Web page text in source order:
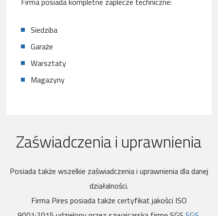
Siedziba
Garaże
Warsztaty
Magazyny
Zaświadczenia i uprawnienia
Posiada także wszelkie zaświadczenia i uprawnienia dla danej
działalności.
Firma Pires posiada także certyfikat jakości ISO